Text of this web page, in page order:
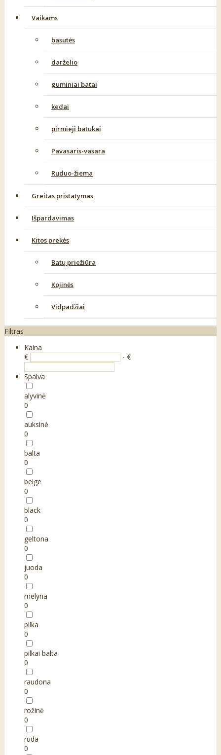
Vaikams
basutės
darželio
guminiai batai
kedai
pirmieji batukai
Pavasaris-vasara
Ruduo-žiema
Greitas pristatymas
Išpardavimas
Kitos prekės
Batų priežiūra
Kojinės
Vidpadžiai
Filtras
Kaina
€
- €
Spalva
alyvinė
0
auksinė
0
balta
0
beige
0
black
0
geltona
0
juoda
0
mėlyna
0
pilka
0
pilkai balta
0
raudona
0
rožinė
0
ruda
0